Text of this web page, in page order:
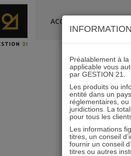
ACCUEIL
Préalablement à
applicable vous
par GESTION 21.
Les produits ou
entité dans un
réglementaires,
juridictions. La
pour tous les
Les informations
titres, un conseil
fournir un conseil
titres ou autres